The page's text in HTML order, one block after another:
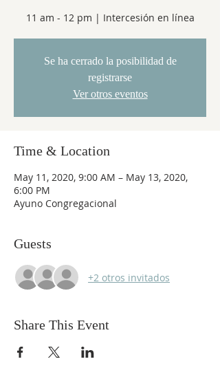
11 am - 12 pm | Intercesión en línea
Se ha cerrado la posibilidad de
registrarse
Ver otros eventos
Time & Location
May 11, 2020, 9:00 AM – May 13, 2020,
6:00 PM
Ayuno Congregacional
Guests
+2 otros invitados
Share This Event